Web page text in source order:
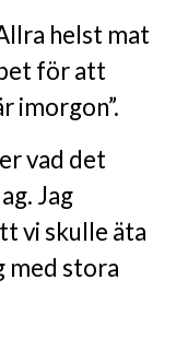
helst mat
för att
imorgon”.
vad det
Jag
vi skulle äta
med stora